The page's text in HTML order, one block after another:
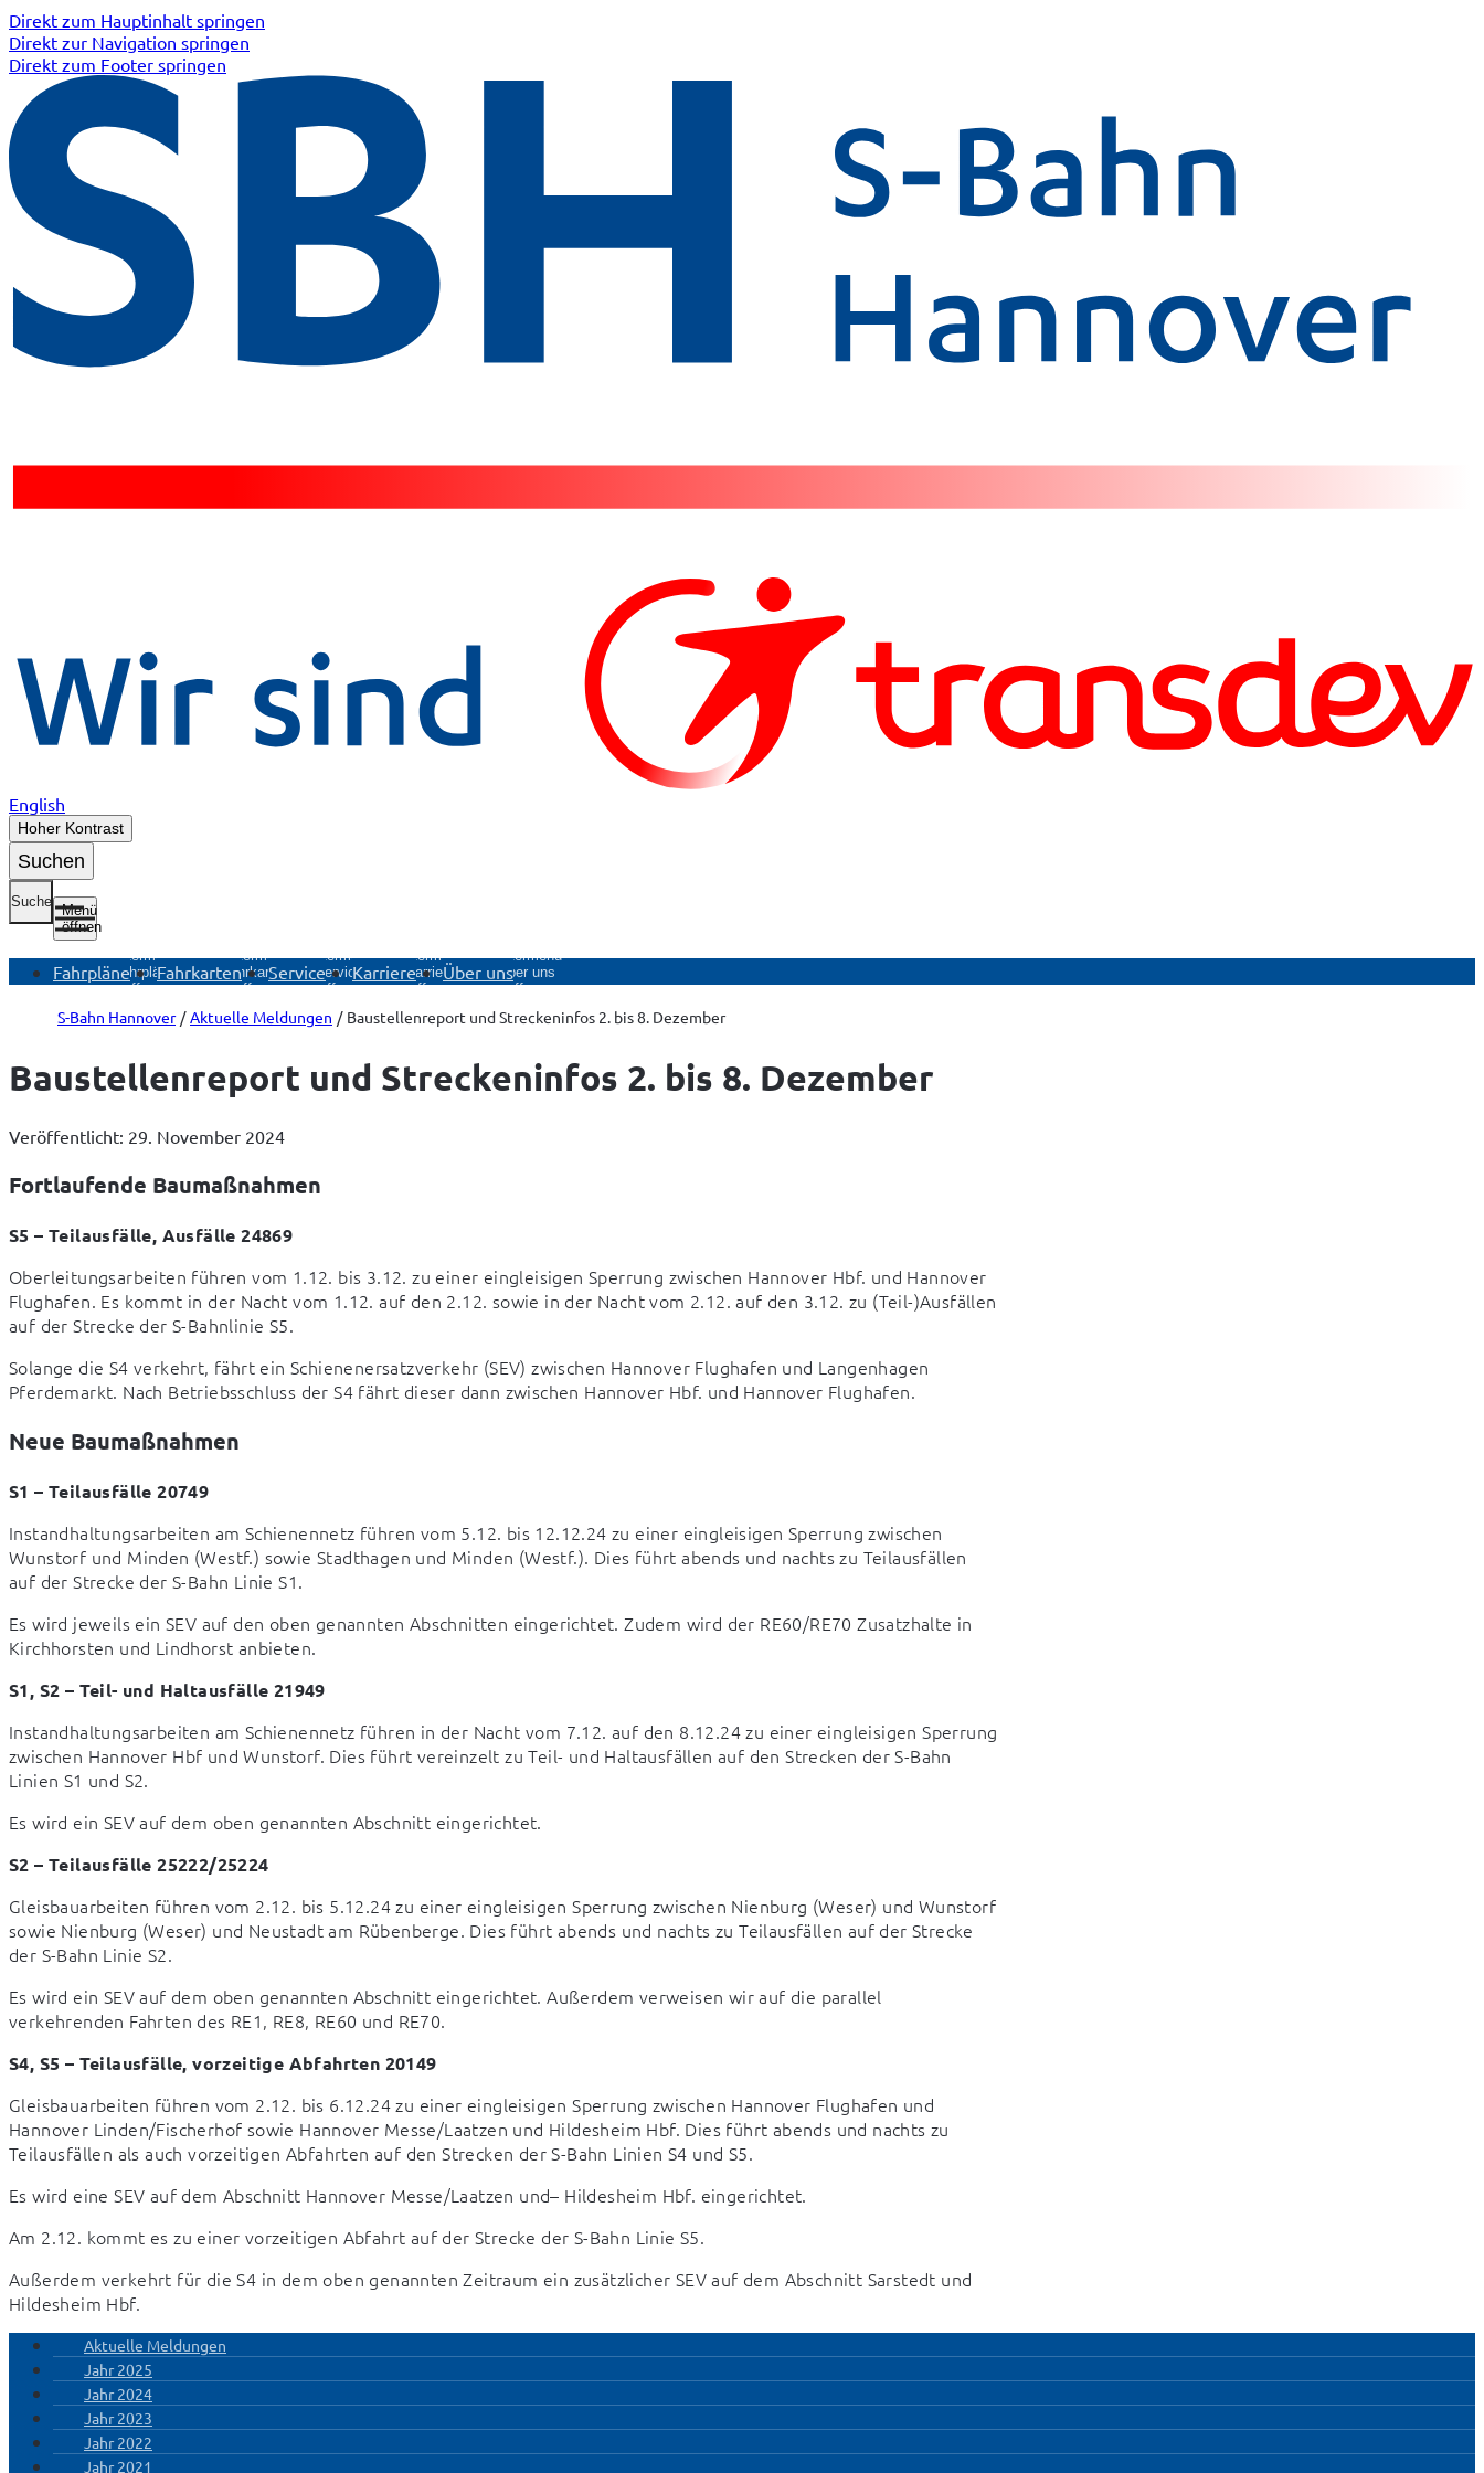
Direkt zum Hauptinhalt springen
Direkt zur Navigation springen
Direkt zum Footer springen
English
Hoher Kontrast
Suchen
Suche
Menü
öffnen
Fahrpläne
Untermenü
Fahrpläne
öffnen
Fahrkarten
Untermenü
Fahrkarten
öffnen
Service
Untermenü
Service
öffnen
Karriere
Untermenü
Karriere
öffnen
Über uns
Untermenü
Über uns
öffnen
S-Bahn Hannover Aktuelle Meldungen Baustellenreport und Streckeninfos 2. bis 8. Dezember
Baustellenreport und Streckeninfos 2. bis 8. Dezember
Veröffentlicht: 29. November 2024
Fortlaufende Baumaßnahmen
S5 – Teilausfälle, Ausfälle 24869
Oberleitungsarbeiten führen vom 1.12. bis 3.12. zu einer eingleisigen Sperrung zwischen Hannover Hbf. und Hannover
Flughafen. Es kommt in der Nacht vom 1.12. auf den 2.12. sowie in der Nacht vom 2.12. auf den 3.12. zu (Teil-)Ausfällen
auf der Strecke der S-Bahnlinie S5.
Solange die S4 verkehrt, fährt ein Schienenersatzverkehr (SEV) zwischen Hannover Flughafen und Langenhagen
Pferdemarkt. Nach Betriebsschluss der S4 fährt dieser dann zwischen Hannover Hbf. und Hannover Flughafen.
Neue Baumaßnahmen
S1 – Teilausfälle 20749
Instandhaltungsarbeiten am Schienennetz führen vom 5.12. bis 12.12.24 zu einer eingleisigen Sperrung zwischen
Wunstorf und Minden (Westf.) sowie Stadthagen und Minden (Westf.). Dies führt abends und nachts zu Teilausfällen
auf der Strecke der S-Bahn Linie S1.
Es wird jeweils ein SEV auf den oben genannten Abschnitten eingerichtet. Zudem wird der RE60/RE70 Zusatzhalte in
Kirchhorsten und Lindhorst anbieten.
S1, S2 – Teil- und Haltausfälle 21949
Instandhaltungsarbeiten am Schienennetz führen in der Nacht vom 7.12. auf den 8.12.24 zu einer eingleisigen Sperrung
zwischen Hannover Hbf und Wunstorf. Dies führt vereinzelt zu Teil- und Haltausfällen auf den Strecken der S-Bahn
Linien S1 und S2.
Es wird ein SEV auf dem oben genannten Abschnitt eingerichtet.
S2 – Teilausfälle 25222/25224
Gleisbauarbeiten führen vom 2.12. bis 5.12.24 zu einer eingleisigen Sperrung zwischen Nienburg (Weser) und Wunstorf
sowie Nienburg (Weser) und Neustadt am Rübenberge. Dies führt abends und nachts zu Teilausfällen auf der Strecke
der S-Bahn Linie S2.
Es wird ein SEV auf dem oben genannten Abschnitt eingerichtet. Außerdem verweisen wir auf die parallel
verkehrenden Fahrten des RE1, RE8, RE60 und RE70.
S4, S5 – Teilausfälle, vorzeitige Abfahrten 20149
Gleisbauarbeiten führen vom 2.12. bis 6.12.24 zu einer eingleisigen Sperrung zwischen Hannover Flughafen und
Hannover Linden/Fischerhof sowie Hannover Messe/Laatzen und Hildesheim Hbf. Dies führt abends und nachts zu
Teilausfällen als auch vorzeitigen Abfahrten auf den Strecken der S-Bahn Linien S4 und S5.
Es wird eine SEV auf dem Abschnitt Hannover Messe/Laatzen und– Hildesheim Hbf. eingerichtet.
Am 2.12. kommt es zu einer vorzeitigen Abfahrt auf der Strecke der S-Bahn Linie S5.
Außerdem verkehrt für die S4 in dem oben genannten Zeitraum ein zusätzlicher SEV auf dem Abschnitt Sarstedt und
Hildesheim Hbf.
Aktuelle Meldungen
Jahr 2025
Jahr 2024
Jahr 2023
Jahr 2022
Jahr 2021